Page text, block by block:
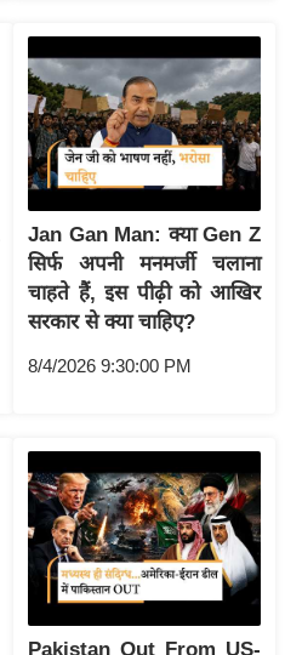
Jan Gan Man: क्या Gen Z
सिर्फ अपनी मनमर्जी चलाना
चाहते हैं, इस पीढ़ी को आखिर
सरकार से क्या चाहिए?
8/4/2026 9:30:00 PM
Pakistan Out From US-